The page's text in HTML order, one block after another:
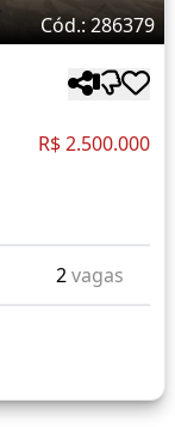
Cód.: 286379
R$ 2.500.000
2vagas